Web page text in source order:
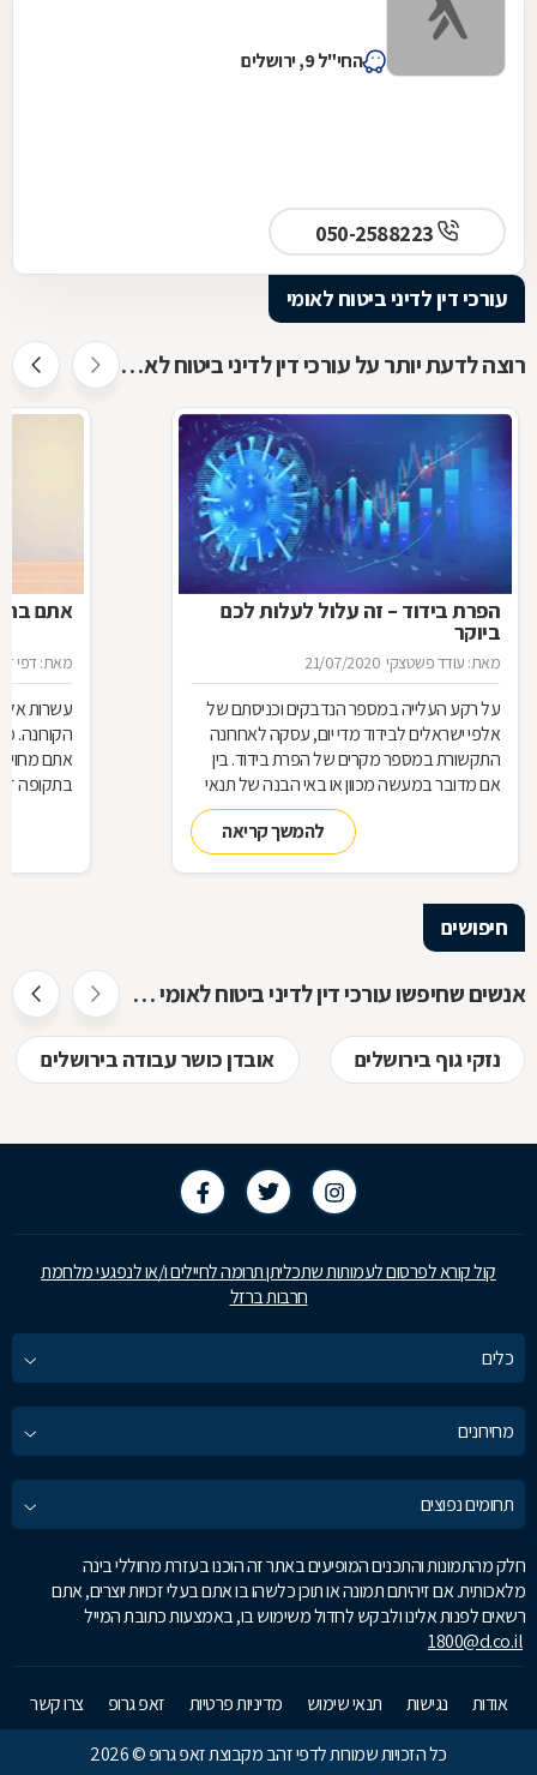
החי"ל 9, ירושלים
עורכי דין לדיני ביטוח לאומי
רוצה לדעת יותר על עורכי דין לדיני ביטוח לאומי ?
הפרת בידוד – זה עלול לעלות לכם
ביוקר
מאת: עודד פשטצקי 21/07/2020
על רקע העלייה במספר הנדבקים וכניסתם של
אלפי ישראלים לבידוד מדי יום, עסקה לאחרונה
התקשורת במספר מקרים של הפרת בידוד. בין
אם מדובר במעשה מכוון או באי הבנה של תנאי
הבידוד, להפרת הבידוד ישנן השלכות אותן חשוב
להמשך קריאה
אתם
מאת: דפי
עשרות
הקורונה.
אתם
בתקופה
חיפושים
אנשים שחיפשו עורכי דין לדיני ביטוח לאומי חיפשו גם
נזקי גוף בירושלים אובדן כושר עבודה בירושלים
קול קורא לפרסום לעמותות שתכליתן תרומה לחיילים ו/או לנפגעי מלחמת
חרבות ברזל
כלים
מחירונים
תחומים נפוצים
חלק מהתמונות והתכנים המופיעים באתר זה הוכנו בעזרת מחוללי בינה
מלאכותית. אם זיהיתם תמונה או תוכן כלשהו בו אתם בעלי זכויות יוצרים, אתם
רשאים לפנות אלינו ולבקש לחדול משימוש בו, באמצעות כתובת המייל
1800@d.co.il
אודות נגישות תנאי שימוש מדיניות פרטיות זאפ גרופ
צרו קשר
כל הזכויות שמורות לדפי זהב מקבוצת זאפ גרופ © 2026